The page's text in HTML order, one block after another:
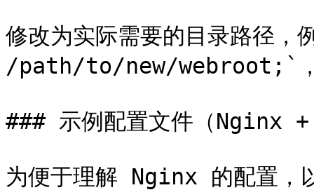
修改为实际需要的目录路径
/path/to/new/webroot;`，
### 示例配置文件（Nginx
为便于理解 Nginx 的配置，